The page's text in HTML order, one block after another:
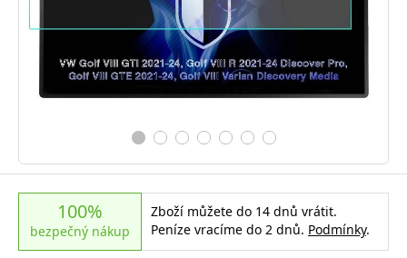
100%
bezpečný nákup
Zboží můžete do 14 dnů vrátit.
Peníze vracíme do 2 dnů. Podmínky.